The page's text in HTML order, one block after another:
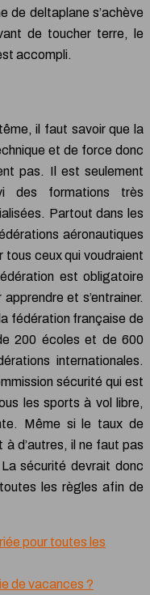
de deltaplane s’achève
de toucher terre, le
accompli.
il faut savoir que la
et de force donc
pas. Il est seulement
des formations très
Partout dans les
aéronautiques
tous ceux qui voudraient
est obligatoire
et s’entrainer.
fédération française de
200 écoles et de 600
internationales.
sécurité qui est
les sports à vol libre,
Même si le taux de
d’autres, il ne faut pas
sécurité devrait donc
les règles afin de
pour toutes les
de vacances ?